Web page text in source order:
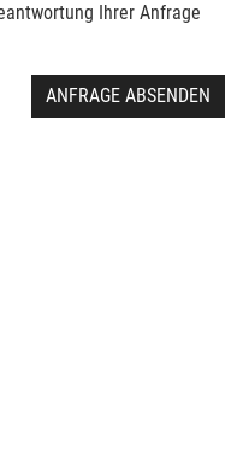
Ihrer Anfrage
ANFRAGE ABSENDEN